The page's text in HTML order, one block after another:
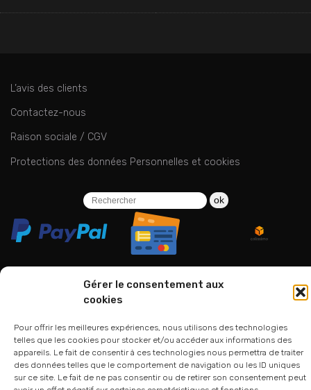
Gérer le consentement aux
cookies
Pour offrir les meilleures expériences, nous utilisons des technologies
telles que les cookies pour stocker et/ou accéder aux informations des
appareils. Le fait de consentir à ces technologies nous permettra de traiter
des données telles que le comportement de navigation ou les ID uniques
sur ce site. Le fait de ne pas consentir ou de retirer son consentement peut
L’avis des clients
Contactez-nous
Raison sociale / CGV
Protections des données Personnelles et cookies
ok
01 75 33 00 85